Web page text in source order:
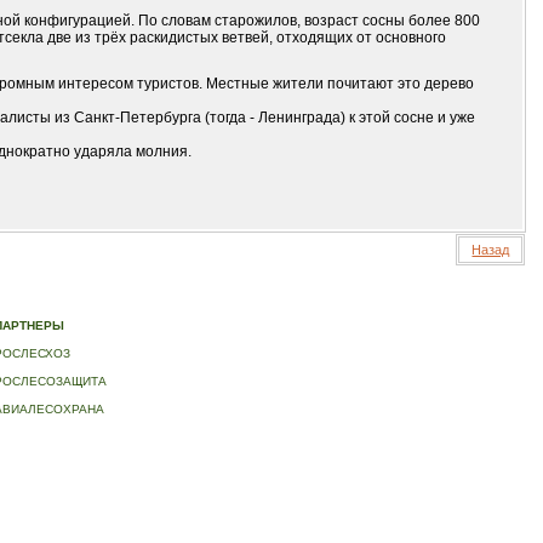
конфигурацией. По словам старожилов, возраст сосны более 800
две из трёх раскидистых ветвей, отходящих от основного
интересом туристов. Местные жители почитают это дерево
из Санкт-Петербурга (тогда - Ленинграда) к этой сосне и уже
ударяла молния.
Назад